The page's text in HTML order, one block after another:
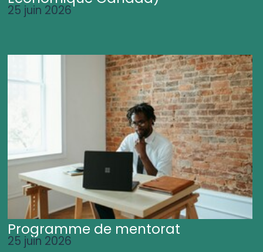
25 juin 2026
Programme de mentorat
25 juin 2026